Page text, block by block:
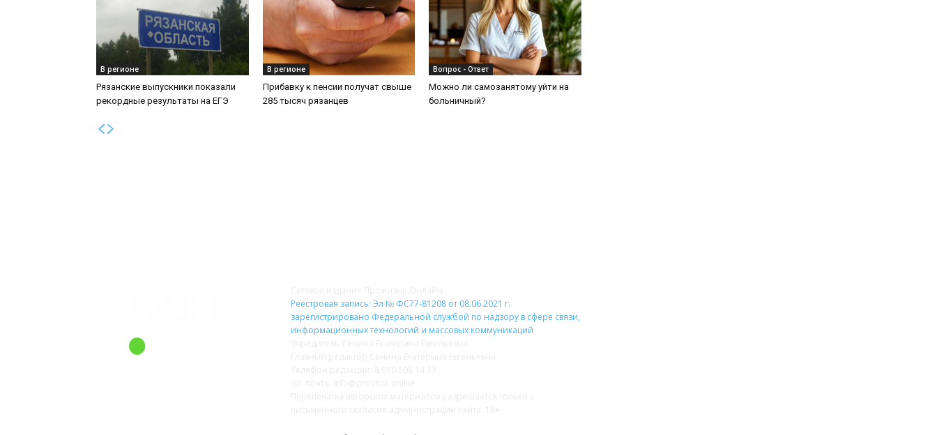
В регионе
Рязанские выпускники показали
рекордные результаты на ЕГЭ
В регионе
Прибавку к пенсии получат свыше
285 тысяч рязанцев
Вопрос - Ответ
Можно ли самозанятому уйти на
больничный?
Реестровая запись: Эл № ФС77-81208 от 08.06.2021 г.
зарегистрировано Федеральной службой по надзору в сфере связи,
информационных технологий и массовых коммуникаций